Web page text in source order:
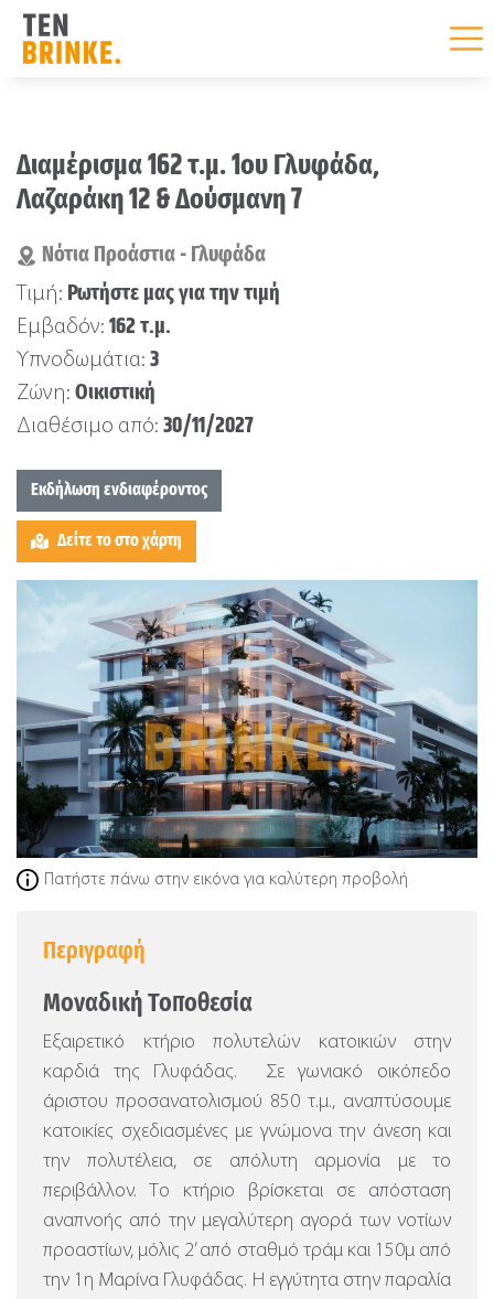
content
Πατήστε πάνω στην εικόνα για καλύτερη προβολή
Διαμέρισμα 162 τ.μ. 1ου Γλυφάδα,
Λαζαράκη 12 & Δούσμανη 7
Νότια Προάστια - Γλυφάδα
Τιμή: Ρωτήστε μας για την τιμή
Εμβαδόν: 162 τ.μ.
Υπνοδωμάτια: 3
Ζώνη: Οικιστική
Διαθέσιμο από: 30/11/2027
Εκδήλωση ενδιαφέροντος
Δείτε το στο χάρτη
Περιγραφή
Μοναδική Τοποθεσία
Εξαιρετικό κτήριο πολυτελών κατοικιών στην
καρδιά της Γλυφάδας. Σε γωνιακό οικόπεδο
άριστου προσανατολισμού 850 τ.μ., αναπτύσουμε
κατοικίες σχεδιασμένες με γνώμονα την άνεση και
την πολυτέλεια, σε απόλυτη αρμονία με το
περιβάλλον. Το κτήριο βρίσκεται σε απόσταση
αναπνοής από την μεγαλύτερη αγορά των νοτίων
προαστίων, μόλις 2’ από σταθμό τράμ και 150μ από
την 1η Μαρίνα Γλυφάδας. Η εγγύτητα στην παραλία